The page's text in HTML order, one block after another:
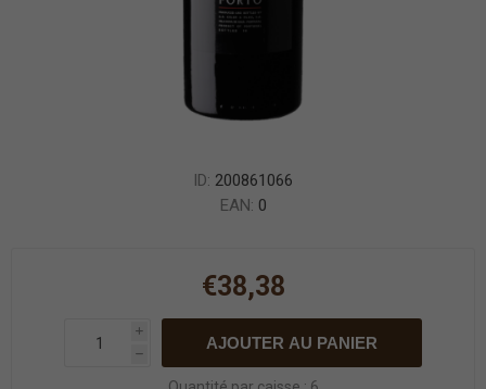
ID: 200861066
EAN: 0
€38,38
i
h
AJOUTER AU PANIER